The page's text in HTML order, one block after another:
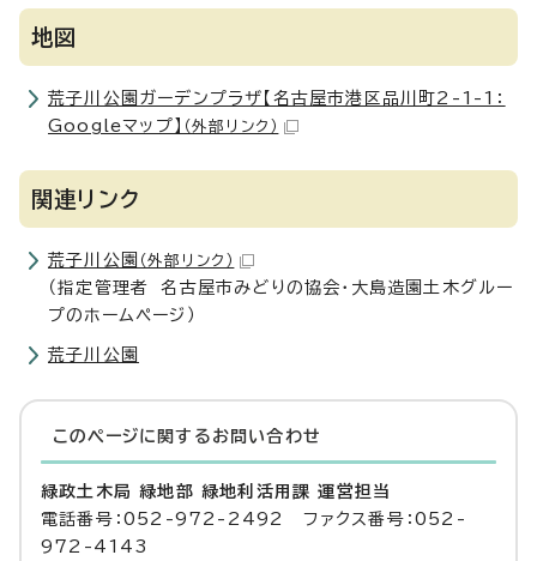
地図
荒子川公園ガーデンプラザ【名古屋市港区品川町2-1-1：
Googleマップ】 （外部リンク）
関連リンク
荒子川公園 （外部リンク）
（指定管理者 名古屋市みどりの協会・大島造園土木グルー
プのホームページ）
荒子川公園
このページに関する お問い合わせ
緑政土木局 緑地部 緑地利活用課 運営担当
電話番号：052-972-2492 ファクス番号：052-
972-4143